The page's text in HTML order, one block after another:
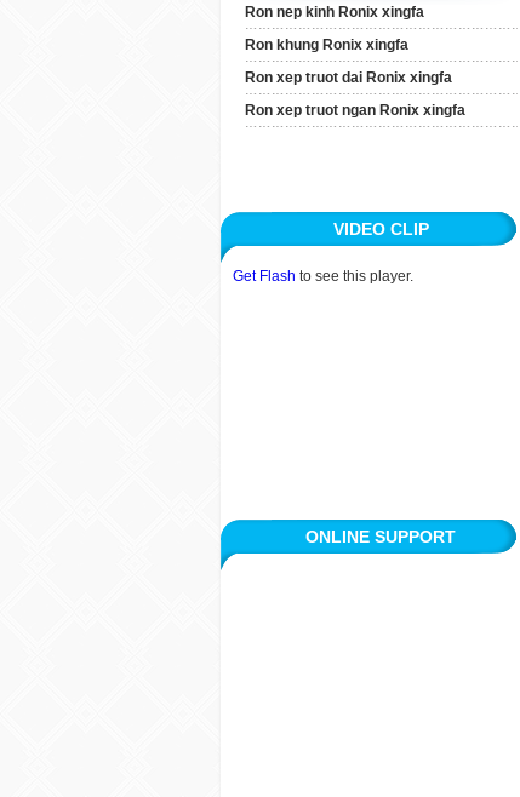
Ron nep kinh Ronix xingfa
Ron khung Ronix xingfa
Ron xep truot dai Ronix xingfa
Ron xep truot ngan Ronix xingfa
VIDEO CLIP
Get Flash to see this player.
ONLINE SUPPORT